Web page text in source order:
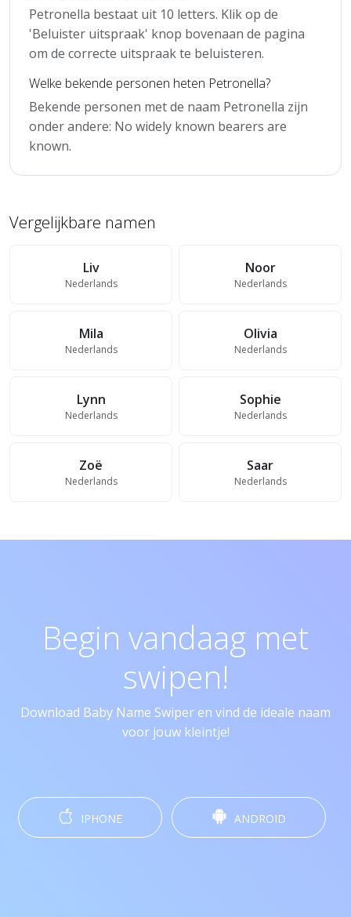
Petronella bestaat uit 10 letters. Klik op de
'Beluister uitspraak' knop bovenaan de pagina
om de correcte uitspraak te beluisteren.
Welke bekende personen heten Petronella?
Bekende personen met de naam Petronella zijn
onder andere: No widely known bearers are
known.
Vergelijkbare namen
Liv
Nederlands
Noor
Nederlands
Mila
Nederlands
Olivia
Nederlands
Lynn
Nederlands
Sophie
Nederlands
Zoë
Nederlands
Saar
Nederlands
Begin vandaag met
swipen!
Download Baby Name Swiper en vind de ideale naam
voor jouw kleintje!
IPHONE ANDROID